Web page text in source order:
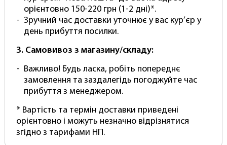
Цей продукт Photoproof йде в Базовій
комплектації, що дозволяє встановити білий
вініловий фотофон на систему кріплення на
стельове кріплення на кшталт "Ролет" потрібно
додатково укомплектувати фотофон
алюмінієвою основою для намотування
(скручування та розкручування) у рулон за
допомогою ланцюжка. У нас можна замовити та
купити повний комплект фон+кріплення
(готовий до роботи, вам потрібно лише
орієнтовно 150-220 грн (1-2 дні)*.
Зручний час доставки уточнює у вас кур’єр у
день прибуття посилки.
3. Самовивоз з магазину/складу:
Важливо! Будь ласка, робіть попереднє
замовлення та заздалегідь погоджуйте час
прибуття з менеджером.
* Вартість та термін доставки приведені
орієнтовно і можуть незначно відрізнятися
згідно з тарифами НП.